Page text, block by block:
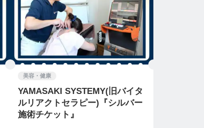
美容・健康
YAMASAKI SYSTEMY(旧バイタ
ルリアクトセラピー)『シルバー
施術チケット』